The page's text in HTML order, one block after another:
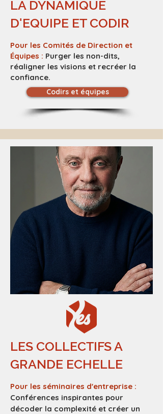
LA DYNAMIQUE
D'EQUIPE ET CODIR
Pour les Comités de Direction et
Équipes : Purger les non-dits,
réaligner les visions et recréer la
confiance.
Codirs et équipes
LES COLLECTIFS A
GRANDE ECHELLE
Pour les séminaires d'entreprise :
Conférences inspirantes pour
décoder la complexité et créer un